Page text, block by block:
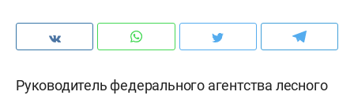
Руководитель федерального агентства лесного